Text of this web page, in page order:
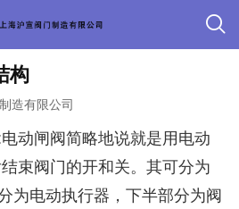
构
造有限公司
闸阀简略地说就是用电动
束阀门的开和关。其可分为
为电动执行器，下半部分为阀